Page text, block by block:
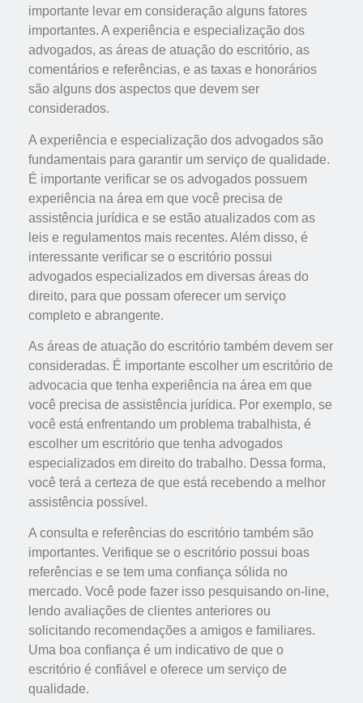
importante levar em consideração alguns fatores
importantes. A experiência e especialização dos
advogados, as áreas de atuação do escritório, as
comentários e referências, e as taxas e honorários
são alguns dos aspectos que devem ser
considerados.
A experiência e especialização dos advogados são
fundamentais para garantir um serviço de qualidade.
É importante verificar se os advogados possuem
experiência na área em que você precisa de
assistência jurídica e se estão atualizados com as
leis e regulamentos mais recentes. Além disso, é
interessante verificar se o escritório possui
advogados especializados em diversas áreas do
direito, para que possam oferecer um serviço
completo e abrangente.
As áreas de atuação do escritório também devem ser
consideradas. É importante escolher um escritório de
advocacia que tenha experiência na área em que
você precisa de assistência jurídica. Por exemplo, se
você está enfrentando um problema trabalhista, é
escolher um escritório que tenha advogados
especializados em direito do trabalho. Dessa forma,
você terá a certeza de que está recebendo a melhor
assistência possível.
A consulta e referências do escritório também são
importantes. Verifique se o escritório possui boas
referências e se tem uma confiança sólida no
mercado. Você pode fazer isso pesquisando on-line,
lendo avaliações de clientes anteriores ou
solicitando recomendações a amigos e familiares.
Uma boa confiança é um indicativo de que o
escritório é confiável e oferece um serviço de
qualidade.